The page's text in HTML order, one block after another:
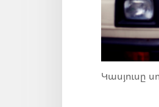
Կասյուսը